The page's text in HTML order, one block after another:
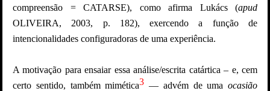
compreensão = CATARSE), como afirma Lukács (apud
OLIVEIRA, 2003, p. 182), exercendo a função de
intencionalidades configuradoras de uma experiência.
A motivação para ensaiar essa análise/escrita catártica – e, cem
certo sentido, também mimética3 — advém de uma ocasião